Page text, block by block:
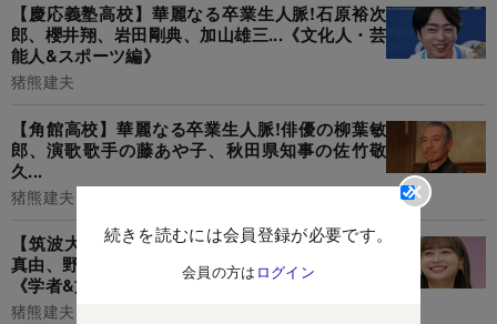
続きを読むには会員登録が必要です。
会員の方は ログイン
【慶応義塾高校】華麗なる卒業生人脈!石原裕次
郎、櫻井翔、岩田剛典、加山雄三...《文化人・芸
能人&スポーツ編》
猪熊建夫
【角館高校】華麗なる卒業生人脈!俳優の柳葉敏
郎、演歌歌手の藤あや子、秋田県知事の佐竹敬
久...
猪熊建夫
【筑波大学附属高校】華麗なる卒業生人脈!山口
真由、野村萬斎、影山優佳、星新一、藤田嗣治...
《学者&文化人編》
猪熊建夫